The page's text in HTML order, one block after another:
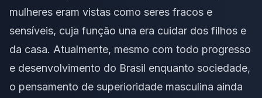
mulheres eram vistas como seres fracos e
sensíveis, cuja função una era cuidar dos filhos e
da casa. Atualmente, mesmo com todo progresso
e desenvolvimento do Brasil enquanto sociedade,
o pensamento de superioridade masculina ainda